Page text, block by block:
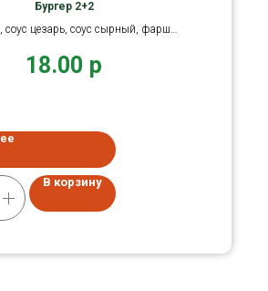
Бургер 2+2
соус цезарь, соус сырный, фарш
18.00 р
В корзину